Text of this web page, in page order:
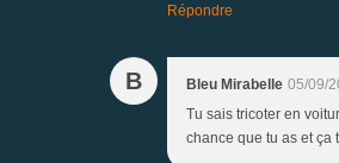
Répondre
B Bleu Mirabelle 05/09/
Tu sais tricoter en
chance que tu as et ça